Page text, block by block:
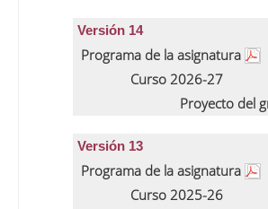
Versión 14
Programa de la asignatura
Curso 2026-27
Proyecto del
Versión 13
Programa de la asignatura
Curso 2025-26